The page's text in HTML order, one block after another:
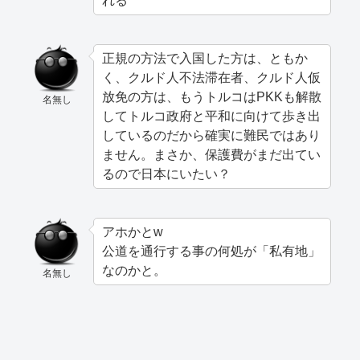
名無し
正規の方法で入国した方は、ともか
く、クルド人不法滞在者、クルド人仮
放免の方は、もうトルコはPKKも解散
してトルコ政府と平和に向けて歩き出
しているのだから確実に難民ではあり
ません。まさか、保護費がまだ出てい
るので日本にいたい？
名無し
アホかとw
公道を通行する事の何処が「私有地」
なのかと。